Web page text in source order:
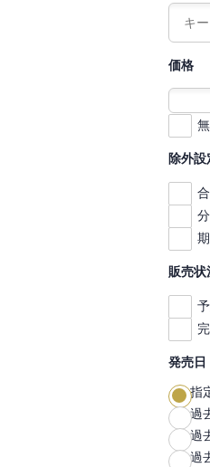
価格
除外設
販売状
発売日
指
過
過
過